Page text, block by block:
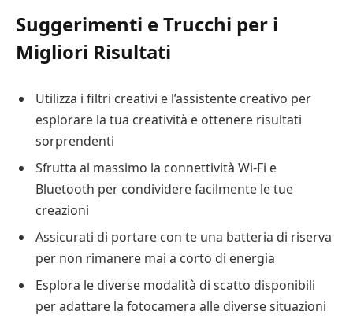
Suggerimenti e Trucchi per i
Migliori Risultati
Utilizza i filtri creativi e l’assistente creativo per
esplorare la tua creatività e ottenere risultati
sorprendenti
Sfrutta al massimo la connettività Wi-Fi e
Bluetooth per condividere facilmente le tue
creazioni
Assicurati di portare con te una batteria di riserva
per non rimanere mai a corto di energia
Esplora le diverse modalità di scatto disponibili
per adattare la fotocamera alle diverse situazioni